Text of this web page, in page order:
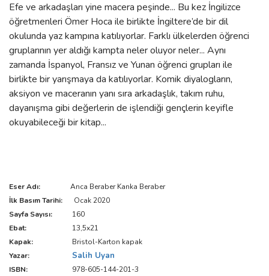
Efe ve arkadaşları yine macera peşinde... Bu kez İngilizce
öğretmenleri Ömer Hoca ile birlikte İngiltere’de bir dil
okulunda yaz kampına katılıyorlar. Farklı ülkelerden öğrenci
gruplarının yer aldığı kampta neler oluyor neler... Aynı
zamanda İspanyol, Fransız ve Yunan öğrenci grupları ile
birlikte bir yarışmaya da katılıyorlar. Komik diyalogların,
aksiyon ve maceranın yanı sıra arkadaşlık, takım ruhu,
dayanışma gibi değerlerin de işlendiği gençlerin keyifle
okuyabileceği bir kitap...
Eser Adı:
Anca Beraber Kanka Beraber
İlk Basım Tarihi:
Ocak 2020
Sayfa Sayısı:
160
Ebat:
13,5x21
Kapak:
Bristol-Karton kapak
Yazar:
Salih Uyan
ISBN:
978-605-144-201-3